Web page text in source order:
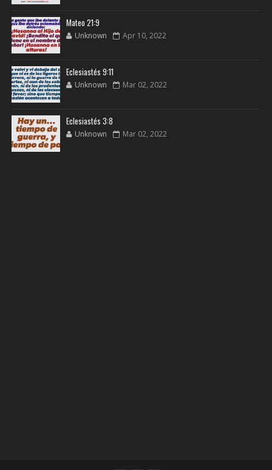
Mateo 21:9
Unknown Apr 10, 2022
Eclesiastés 9:11
Unknown Mar 02, 2022
Eclesiastés 3:8
Unknown Mar 02, 2022